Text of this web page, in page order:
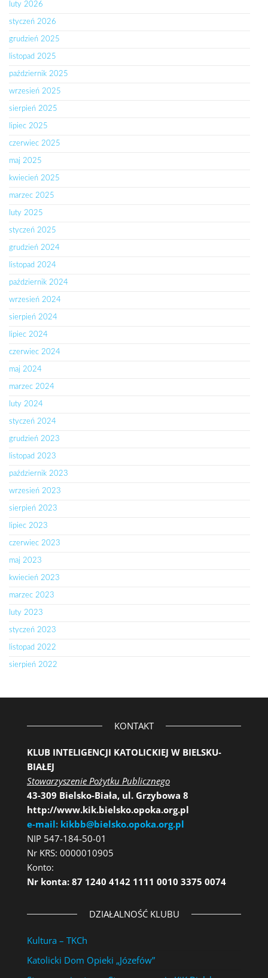
luty 2026
styczeń 2026
grudzień 2025
listopad 2025
październik 2025
wrzesień 2025
sierpień 2025
lipiec 2025
czerwiec 2025
maj 2025
kwiecień 2025
marzec 2025
luty 2025
styczeń 2025
grudzień 2024
listopad 2024
październik 2024
wrzesień 2024
sierpień 2024
lipiec 2024
czerwiec 2024
maj 2024
marzec 2024
luty 2024
styczeń 2024
grudzień 2023
listopad 2023
październik 2023
wrzesień 2023
sierpień 2023
lipiec 2023
czerwiec 2023
maj 2023
kwiecień 2023
marzec 2023
luty 2023
styczeń 2023
listopad 2022
sierpień 2022
KONTAKT
KLUB INTELIGENCJI KATOLICKIEJ W BIELSKU-
BIAŁEJ
Stowarzyszenie Pożytku Publicznego
43-309 Bielsko-Biała, ul. Grzybowa 8
http://www.kik.bielsko.opoka.org.pl
e-mail: kikbb@bielsko.opoka.org.pl
NIP 547-184-50-01
Nr KRS: 0000010905
Konto:
Nr konta: 87 1240 4142 1111 0010 3375 0074
DZIAŁALNOŚĆ KLUBU
Kultura – TKCh
Katolicki Dom Opieki „Józefów”